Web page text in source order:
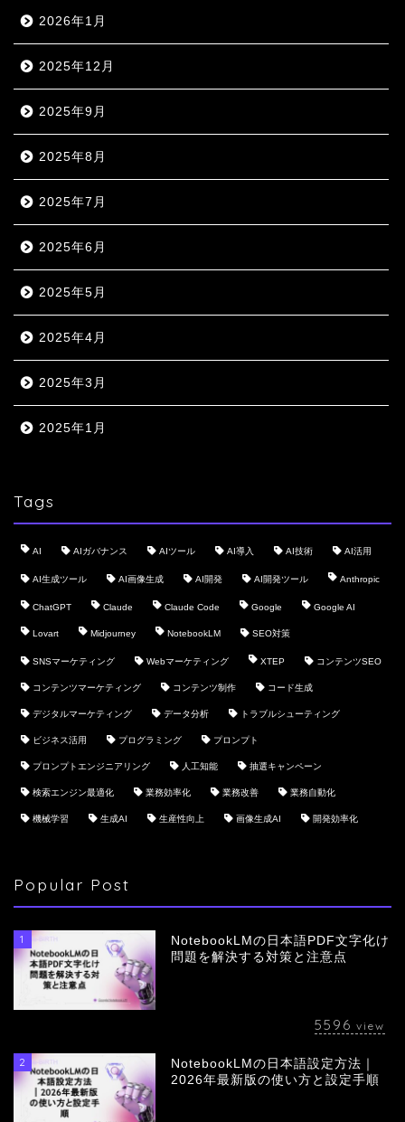
2026年1月
2025年12月
2025年9月
2025年8月
2025年7月
2025年6月
2025年5月
2025年4月
2025年3月
2025年1月
Tags
AI AIガバナンス AIツール AI導入 AI技術 AI活用
AI生成ツール AI画像生成 AI開発 AI開発ツール Anthropic
ChatGPT Claude Claude Code Google Google AI
Lovart Midjourney NotebookLM SEO対策
SNSマーケティング Webマーケティング XTEP コンテンツSEO
コンテンツマーケティング コンテンツ制作 コード生成
デジタルマーケティング データ分析 トラブルシューティング
ビジネス活用 プログラミング プロンプト
プロンプトエンジニアリング 人工知能 抽選キャンペーン
検索エンジン最適化 業務効率化 業務改善 業務自動化
機械学習 生成AI 生産性向上 画像生成AI 開発効率化
Popular Post
1
NotebookLMの日本語PDF文字化け
問題を解決する対策と注意点
5596 view
2
NotebookLMの日本語設定方法｜
2026年最新版の使い方と設定手順
会社概要